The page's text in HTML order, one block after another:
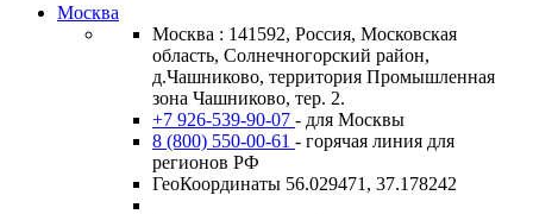
Москва
Москва : 141592, Россия, Московская
область, Солнечногорский район,
д.Чашниково, территория Промышленная
зона Чашниково, тер. 2.
+7 926-539-90-07 - для Москвы
8 (800) 550-00-61 - горячая линия для
регионов РФ
ГеоКоординаты 56.029471, 37.178242